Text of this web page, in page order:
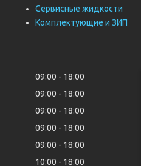
Сервисные жидкости
Комплектующие и ЗИП
09:00
18:00
09:00
18:00
09:00
18:00
09:00
18:00
09:00
18:00
10:00 18:00